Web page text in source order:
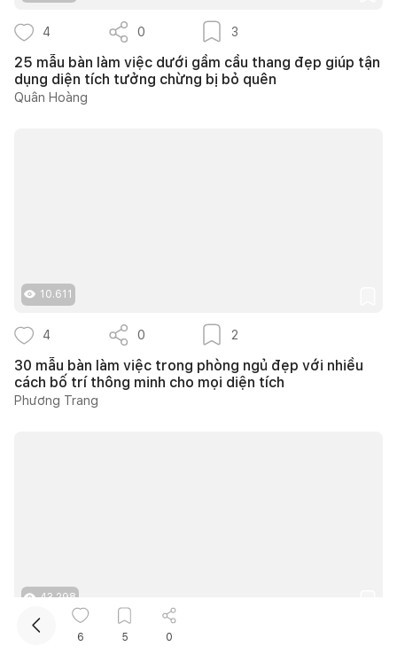
4 0 3
25 mẫu bàn làm việc dưới gầm cầu thang đẹp giúp tận
dụng diện tích tưởng chừng bị bỏ quên
Quân Hoàng
10.611
4 0 2
30 mẫu bàn làm việc trong phòng ngủ đẹp với nhiều
cách bố trí thông minh cho mọi diện tích
Phương Trang
43.298
6 5 0